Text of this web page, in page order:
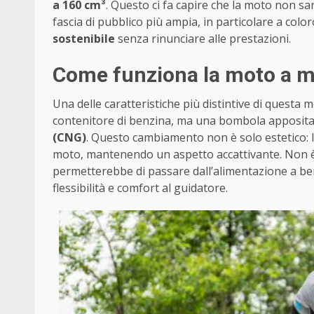
a 160 cm³. Questo ci fa capire che la moto non
fascia di pubblico più ampia, in particolare a
sostenibile senza rinunciare alle prestazioni.
Come funziona la moto a
Una delle caratteristiche più distintive di questa
contenitore di benzina, ma una bombola
(CNG). Questo cambiamento non è solo
moto, mantenendo un aspetto accattivante. Non
permetterebbe di passare dall’alimentazione a
flessibilità e comfort al guidatore.